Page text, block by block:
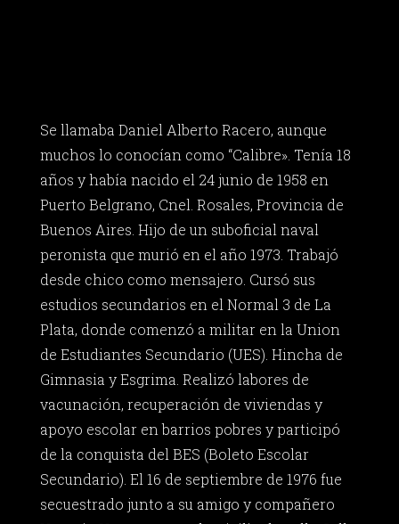
Se llamaba Daniel Alberto Racero, aunque
muchos lo conocían como “Calibre». Tenía 18
años y había nacido el 24 junio de 1958 en
Puerto Belgrano, Cnel. Rosales, Provincia de
Buenos Aires. Hijo de un suboficial naval
peronista que murió en el año 1973. Trabajó
desde chico como mensajero. Cursó sus
estudios secundarios en el Normal 3 de La
Plata, donde comenzó a militar en la Union
de Estudiantes Secundario (UES). Hincha de
Gimnasia y Esgrima. Realizó labores de
vacunación, recuperación de viviendas y
apoyo escolar en barrios pobres y participó
de la conquista del BES (Boleto Escolar
Secundario). El 16 de septiembre de 1976 fue
secuestrado junto a su amigo y compañero